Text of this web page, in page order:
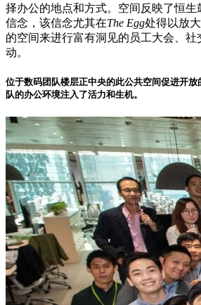
择办公的地点和方式。空间反映了恒生
信念，该信念尤其在The Egg处得以放
的空间来进行富有洞见的员工大会、
动。
位于数码团队楼层正中央的此公共空间促进开放
队的办公环境注入了活力和生机。